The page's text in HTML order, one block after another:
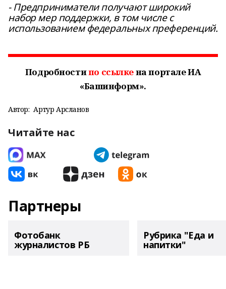
- Предприниматели получают широкий
набор мер поддержки, в том числе с
использованием федеральных преференций.
Подробностипо ссылкена портале ИА
«Башинформ».
Автор: Артур Арсланов
Читайте нас
Партнеры
Фотобанк
журналистов РБ
Рубрика "Еда и
напитки"